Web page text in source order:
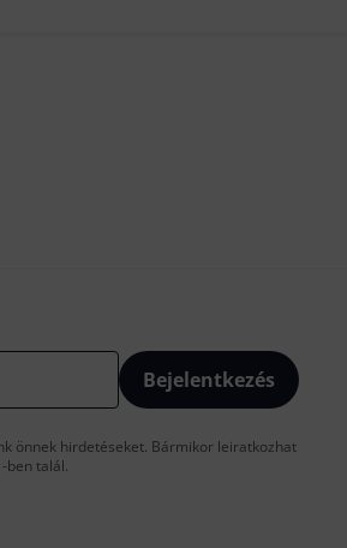
Bejelentkezés
önnek hirdetéseket. Bármikor leiratkozhat
-ben talál.